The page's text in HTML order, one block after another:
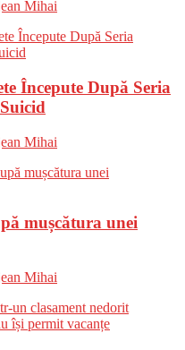
Mihai
Începute După Seria
Mihai
mușcătura unei
Mihai